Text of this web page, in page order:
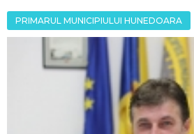
PRIMARUL MUNICIPIULUI HUNEDOARA